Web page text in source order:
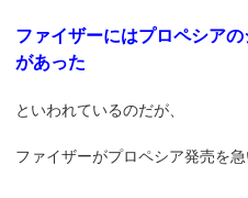
ファイザーにはプロペシア
があった
といわれているのだが、
ファイザーがプロペシア発売を急